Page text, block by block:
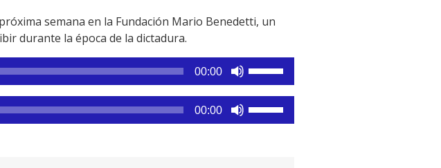
semana en la Fundación Mario Benedetti, un
durante la época de la dictadura.
00:00
teclas
de
00:00